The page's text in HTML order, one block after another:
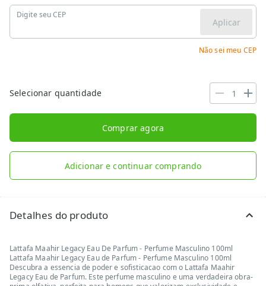
Digite seu CEP
Aplicar
Não sei meu CEP
Selecionar quantidade
Comprar agora
Adicionar e continuar comprando
Detalhes do produto
Lattafa Maahir Legacy Eau De Parfum - Perfume Masculino 100ml
Lattafa Maahir Legacy Eau de Parfum - Perfume Masculino 100ml
Descubra a essencia de poder e sofisticacao com o Lattafa Maahir
Legacy Eau de Parfum. Este perfume masculino e uma verdadeira obra-